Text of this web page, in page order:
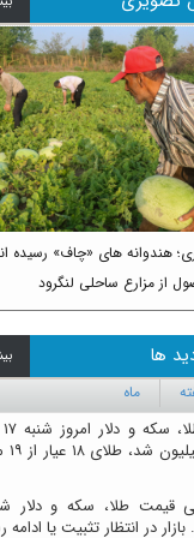
هندوانه های «چاف» رسیده
از مزارع ساحلی لنگرود
ها
ماه